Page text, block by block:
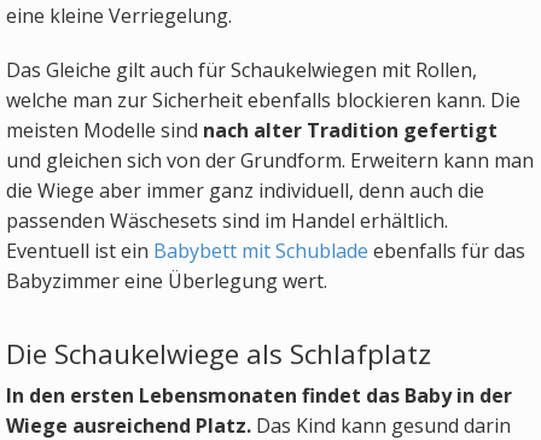
eine kleine Verriegelung.
Das Gleiche gilt auch für Schaukelwiegen mit Rollen,
welche man zur Sicherheit ebenfalls blockieren kann. Die
meisten Modelle sind nach alter Tradition gefertigt
und gleichen sich von der Grundform. Erweitern kann man
die Wiege aber immer ganz individuell, denn auch die
passenden Wäschesets sind im Handel erhältlich.
Eventuell ist ein Babybett mit Schublade ebenfalls für das
Babyzimmer eine Überlegung wert.
Die Schaukelwiege als Schlafplatz
In den ersten Lebensmonaten findet das Baby in der
Wiege ausreichend Platz. Das Kind kann gesund darin